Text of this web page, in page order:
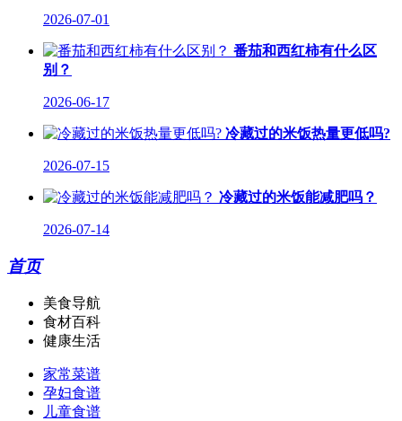
2026-07-01
番茄和西红柿有什么区
别？
2026-06-17
冷藏过的米饭热量更低吗?
2026-07-15
冷藏过的米饭能减肥吗？
2026-07-14
首页
美食导航
食材百科
健康生活
家常菜谱
孕妇食谱
儿童食谱